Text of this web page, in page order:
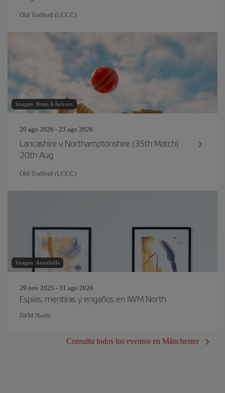
Old Trafford (LCCC)
Imagen: Brian A Jackson
20 ago 2026 - 23 ago 2026
Lancashire v Northamptonshire (35th Match)
20th Aug
Old Trafford (LCCC)
Imagen: AnnaStills
29 nov 2025 - 31 ago 2026
Espías, mentiras y engaños en IWM North
IWM North
Consulta todos los eventos en Mánchester